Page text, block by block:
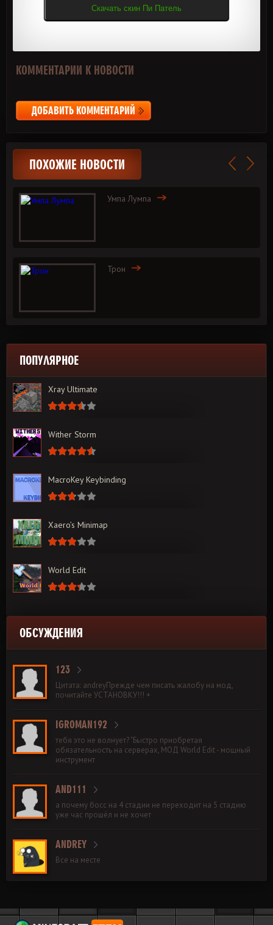
Скачать скин Пи Патель
КОММЕНТАРИИ К НОВОСТИ
ДОБАВИТЬ КОММЕНТАРИЙ
ПОХОЖИЕ НОВОСТИ
Умпа Лумпа
Трон
ПОПУЛЯРНОЕ
Xray Ultimate
Wither Storm
MacroKey Keybinding
Xaero’s Minimap
World Edit
ОБСУЖДЕНИЯ
123
Цитата: andreyПрежде чем писать жалобу на мод,
почитайте УСТАНОВКУ!!! +
IGROMAN192
тебя это не волнует? "Быстро приобретая
обязательность на серверах, МОД World Edit - мощный
инструмент
AND111
а почему босс на 4 стадии не переходит на 5 стадию
уже час прошёл и не хочет
ANDREY
Все на месте